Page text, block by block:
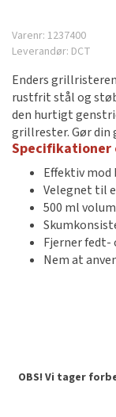
Varenr: 1237400
Leverandør: DCT
Enders
rustfrit stål og
den hurtigt
grillrester. Gør
Specifikationer
Effektiv
Velegnet til
500 ml
Fjerner
Nem at
OBS! Vi tager